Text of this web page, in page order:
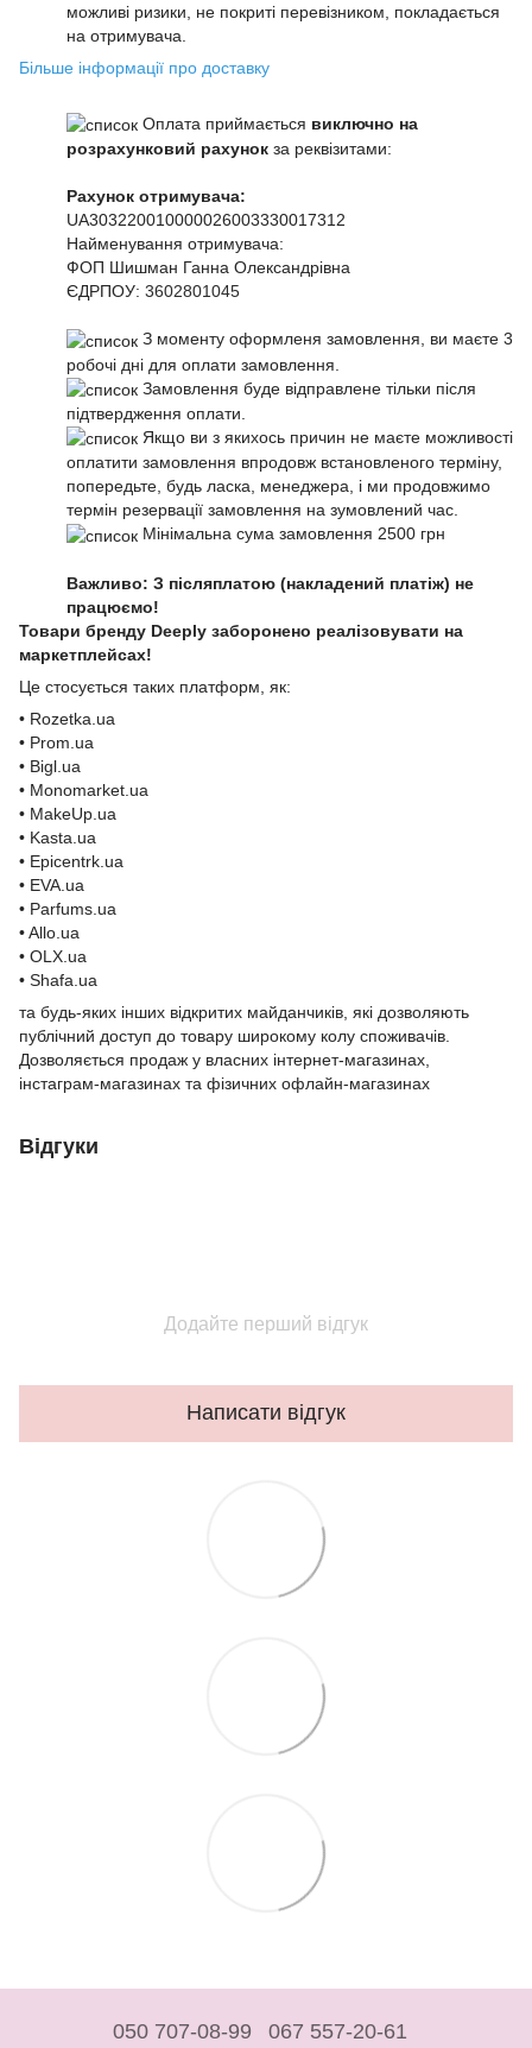
можливі ризики, не покриті перевізником, покладається
на отримувача.
Більше інформації про доставку
Оплата приймається виключно на
розрахунковий рахунок за реквізитами:
Рахунок отримувача:
UA303220010000026003330017312
Найменування отримувача:
ФОП Шишман Ганна Олександрівна
ЄДРПОУ: 3602801045
З моменту оформленя замовлення, ви маєте 3
робочі дні для оплати замовлення.
Замовлення буде відправлене тільки після
підтвердження оплати.
Якщо ви з якихось причин не маєте можливості
оплатити замовлення впродовж встановленого терміну,
попередьте, будь ласка, менеджера, і ми продовжимо
термін резервації замовлення на зумовлений час.
Мінімальна сума замовлення 2500 грн
Важливо: З післяплатою (накладений платіж) не
працюємо!
Товари бренду Deeply заборонено реалізовувати на
маркетплейсах!
Це стосується таких платформ, як:
• Rozetka.ua
• Prom.ua
• Bigl.ua
• Monomarket.ua
• MakeUp.ua
• Kasta.ua
• Epicentrk.ua
• EVA.ua
• Parfums.ua
• Allo.ua
• OLX.ua
• Shafa.ua
та будь-яких інших відкритих майданчиків, які дозволяють
публічний доступ до товару широкому колу споживачів.
Дозволяється продаж у власних інтернет-магазинах,
інстаграм-магазинах та фізичних офлайн-магазинах
Відгуки
Додайте перший відгук
Написати відгук
050 707-08-99 067 557-20-61